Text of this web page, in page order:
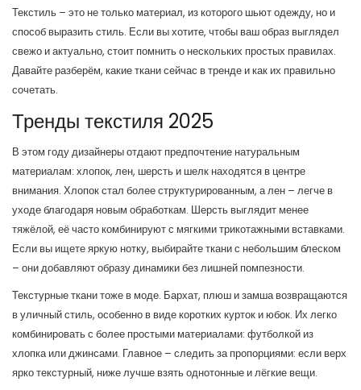
Текстиль – это не только материал, из которого шьют одежду, но и
способ выразить стиль. Если вы хотите, чтобы ваш образ выглядел
свежо и актуально, стоит помнить о нескольких простых правилах.
Давайте разберём, какие ткани сейчас в тренде и как их правильно
сочетать.
Тренды текстиля 2025
В этом году дизайнеры отдают предпочтение натуральным
материалам: хлопок, лен, шерсть и шелк находятся в центре
внимания. Хлопок стал более структурированным, а лен – легче в
уходе благодаря новым обработкам. Шерсть выглядит менее
тяжёлой, её часто комбинируют с мягкими трикотажными вставками.
Если вы ищете яркую нотку, выбирайте ткани с небольшим блеском
– они добавляют образу динамики без лишней помпезности.
Текстурные ткани тоже в моде. Бархат, плюш и замша возвращаются
в уличный стиль, особенно в виде коротких курток и юбок. Их легко
комбинировать с более простыми материалами: футболкой из
хлопка или джинсами. Главное – следить за пропорциями: если верх
ярко текстурный, ниже лучше взять однотонные и лёгкие вещи.